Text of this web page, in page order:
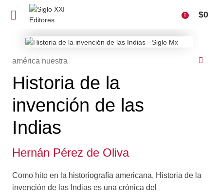
0 $0
américa nuestra
Historia de la
invención de las
Indias
Hernán Pérez de Oliva
Como hito en la historiografía americana, Historia de la
invención de las Indias es una crónica del